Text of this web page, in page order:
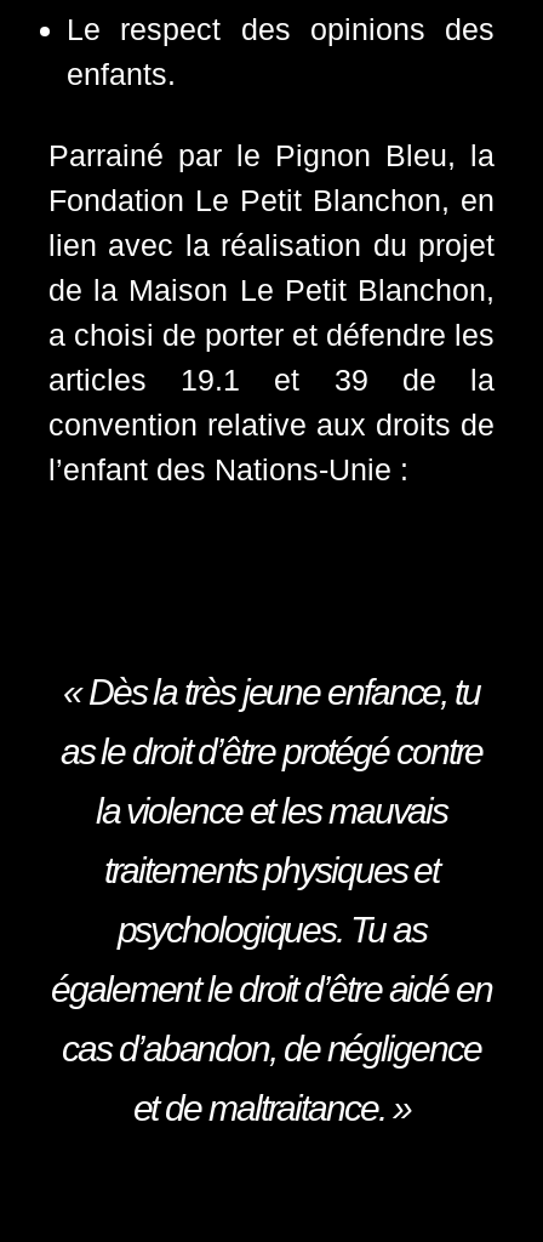
Le respect des opinions des
enfants.
Parrainé par le Pignon Bleu, la
Fondation Le Petit Blanchon, en
lien avec la réalisation du projet
de la Maison Le Petit Blanchon,
a choisi de porter et défendre les
articles 19.1 et 39 de la
convention relative aux droits de
l’enfant des Nations-Unie :
« Dès la très jeune enfance, tu
as le droit d’être protégé contre
la violence et les mauvais
traitements physiques et
psychologiques. Tu as
également le droit d’être aidé en
cas d’abandon, de négligence
et de maltraitance. »